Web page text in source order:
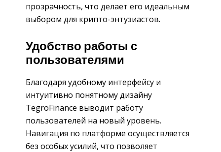
прозрачность, что делает его идеальным
выбором для крипто-энтузиастов.
Удобство работы с
пользователями
Благодаря удобному интерфейсу и
интуитивно понятному дизайну
TegroFinance выводит работу
пользователей на новый уровень.
Навигация по платформе осуществляется
без особых усилий, что позволяет